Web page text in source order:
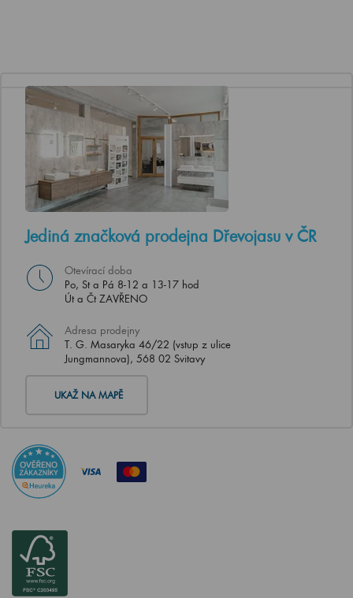
Jediná značková prodejna Dřevojasu v ČR
Otevírací doba
Po, St a Pá 8-12 a 13-17 hod
Út a Čt ZAVŘENO
Adresa prodejny
T. G. Masaryka 46/22 (vstup z ulice
Jungmannova), 568 02 Svitavy
UKAŽ NA MAPĚ